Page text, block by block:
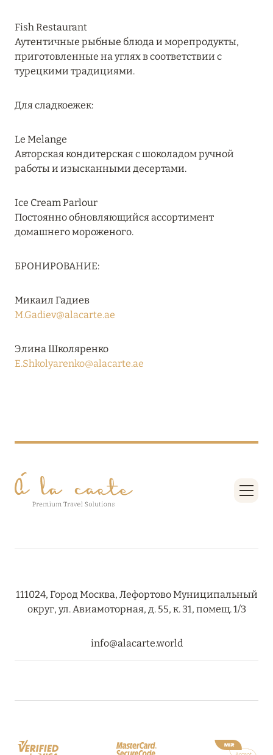
27 сентября 2024
RIXOS PREMIUM SAADIYAT ISLAND ABU DHABI:
КОНЦЕПЦИЯ «ВСЁ ВКЛЮЧЕНО – ВСЁ
Подробнее
20 августа 2024
ВЫГОДНАЯ АРИФМЕТИКА ОТ ULTIMA GSTAAD
Подробнее
THE NAUTILUS MALDIVES: МАНТЫ, КИТОВЫЕ
Подробнее
30 июля 2024
ONE&ONLY PORTONOVI: В АВГУСТЕ ПО
BIJAL: АКТУАЛЬНЫЕ СПЕЦИАЛЬНЫЕ
ПРЕДЛОЖЕНИЯ
Подробнее
НОВОГОДНИЕ ДАТЫ СО СКИДКОЙ 25%
Подробнее
ОТДЫХА
Fish Restaurant
Аутентичные рыбные блюда и морепродукты,
приготовленные на углях в соответствии с
турецкими традициями.
Для сладкоежек:
Le Melange
Авторская кондитерская с шоколадом ручной
работы и изысканными десертами.
Ice Cream Parlour
Постоянно обновляющийся ассортимент
домашнего мороженого.
БРОНИРОВАНИЕ:
Микаил Гадиев
M.Gadiev@alacarte.ae
Элина Школяренко
E.Shkolyarenko@alacarte.ae
111024, Город Москва, Лефортово Муниципальный
округ, ул. Авиамоторная, д. 55, к. 31, помещ. 1/3
info@alacarte.world